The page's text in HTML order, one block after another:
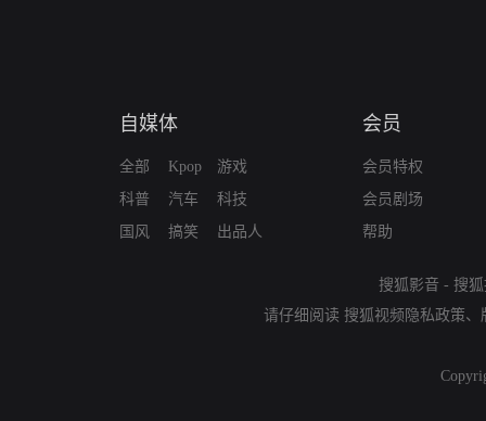
自媒体
全部
科普
国风
Kpop
汽车
搞笑
游戏
科技
出品人
会员
会员特权
会员剧场
帮助
搜狐影音 - 搜
请仔细阅读 搜狐视频隐私政策、